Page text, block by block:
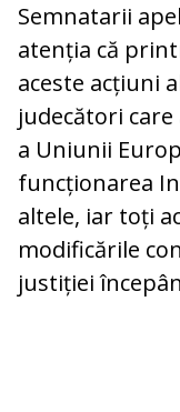
Semnatarii
atenția că
aceste acțiuni
judecători
a Uniunii
funcționarea
altele, iar toți
modificările
justiției